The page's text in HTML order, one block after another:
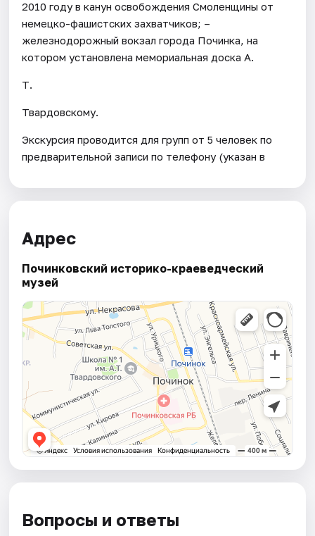
2010 году в канун освобождения Смоленщины от
немецко-фашистских захватчиков; –
железнодорожный вокзал города Починка, на
котором установлена мемориальная доска А.
Т.
Твардовскому.
Экскурсия проводится для групп от 5 человек по
предварительной записи по телефону (указан в
Адрес
Починковский историко-краеведческий
музей
Вопросы и ответы